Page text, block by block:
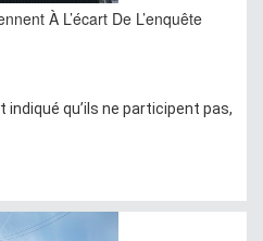
À L’écart De L’enquête
qu’ils ne participent pas,